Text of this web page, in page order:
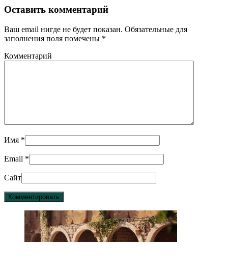
Оставить комментарий
Ваш email нигде не будет показан. Обязательные для
заполнения поля помечены *
Комментарий
Имя *
Email *
Сайт